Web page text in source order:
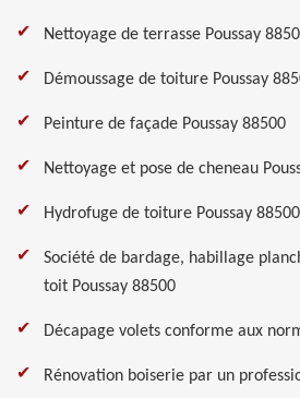
Nettoyage de terrasse Poussay
Démoussage de toiture Poussay
Peinture de façade Poussay 88500
Nettoyage et pose de cheneau
Hydrofuge de toiture Poussay 88500
Société de bardage, habillage
toit Poussay 88500
Décapage volets conforme aux
Rénovation boiserie par un